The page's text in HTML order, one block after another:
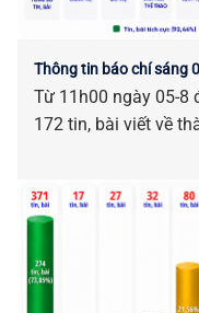
Thông tin báo chí sáng
Từ 11h00 ngày 05-8
172 tin, bài viết về